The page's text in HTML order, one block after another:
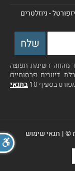
- ניוזלטרים
מהווה רשימת תפוצה
דיוורים פרסומיים
בסעיף 10
בתנאי
©
| תנאי שימוש